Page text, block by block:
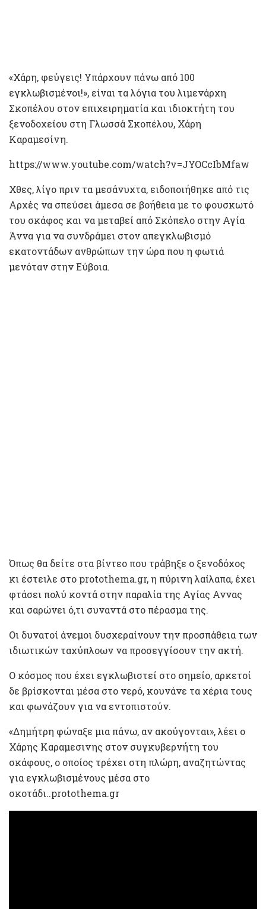
«Χάρη, φεύγεις! Υπάρχουν πάνω από 100
εγκλωβισμένοι!», είναι τα λόγια του λιμενάρχη
Σκοπέλου στον επιχειρηματία και ιδιοκτήτη του
ξενοδοχείου στη Γλωσσά Σκοπέλου, Χάρη
Καραμεσίνη.
https://www.youtube.com/watch?v=JYOCcIbMfaw
Χθες, λίγο πριν τα μεσάνυχτα, ειδοποιήθηκε από τις
Αρχές να σπεύσει άμεσα σε βοήθεια με το φουσκωτό
του σκάφος και να μεταβεί από Σκόπελο στην Αγία
Άννα για να συνδράμει στον απεγκλωβισμό
εκατοντάδων ανθρώπων την ώρα που η φωτιά
μενόταν στην Εύβοια.
Όπως θα δείτε στα βίντεο που τράβηξε ο ξενοδόχος
κι έστειλε στο protothema.gr, η πύρινη λαίλαπα, έχει
φτάσει πολύ κοντά στην παραλία της Αγίας Αννας
και σαρώνει ό,τι συναντά στο πέρασμα της.
Οι δυνατοί άνεμοι δυσχεραίνουν την προσπάθεια των
ιδιωτικών ταχύπλοων να προσεγγίσουν την ακτή.
Ο κόσμος που έχει εγκλωβιστεί στο σημείο, αρκετοί
δε βρίσκονται μέσα στο νερό, κουνάνε τα χέρια τους
και φωνάζουν για να εντοπιστούν.
«Δημήτρη φώναξε μια πάνω, αν ακούγονται», λέει ο
Χάρης Καραμεσινης στον συγκυβερνήτη του
σκάφους, ο οποίος τρέχει στη πλώρη, αναζητώντας
για εγκλωβισμένους μέσα στο
σκοτάδι..protothema.gr